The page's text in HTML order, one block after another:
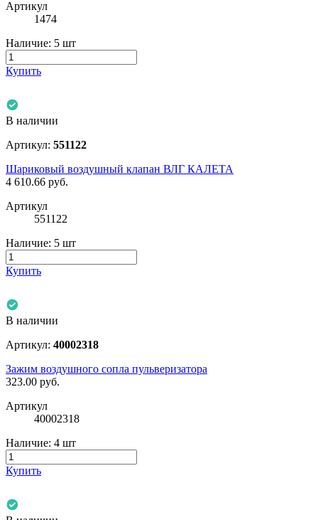
Артикул
1474
Наличие: 5 шт
Купить
В наличии
Артикул: 551122
Шариковый воздушный клапан ВЛГ КАЛЕТА
4 610.66 руб.
Артикул
551122
Наличие: 5 шт
Купить
В наличии
Артикул: 40002318
Зажим воздушного сопла пульверизатора
323.00 руб.
Артикул
40002318
Наличие: 4 шт
Купить